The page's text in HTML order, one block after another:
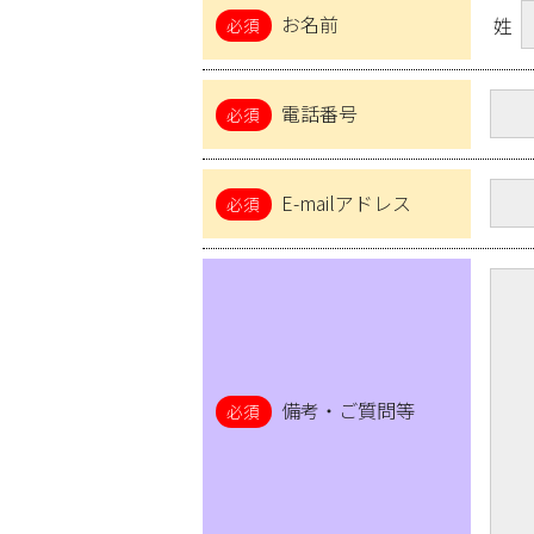
お名前 姓
電話番号
E-mailアドレス
備考・ご質問等